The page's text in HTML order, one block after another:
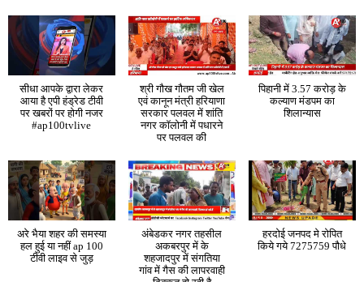
सीधा आपके द्वारा लेकर
आया है एपी हंड्रेड टीवी
पर खबरों पर होगी नजर
#ap100tvlive
श्री गौख गौतम जी खेल
एवं कानून मंत्री हरियाणा
सरकार पलवल में शांति
नगर कॉलोनी में पधारने
पर पलवल की
पिहानी में 3.57 करोड़ के
कल्याण मंडपम का
शिलान्यास
अरे भैया शहर की समस्या
हल हुई या नहीं ap 100
टीवी लाइव से जुड़
अंबेडकर नगर तहसील
अकबरपुर में के
शहजादपुर में संगतिया
गांव में गैस की लापरवाही
हरदोई जनपद मे रोपित
किये गये 7275759 पौधे